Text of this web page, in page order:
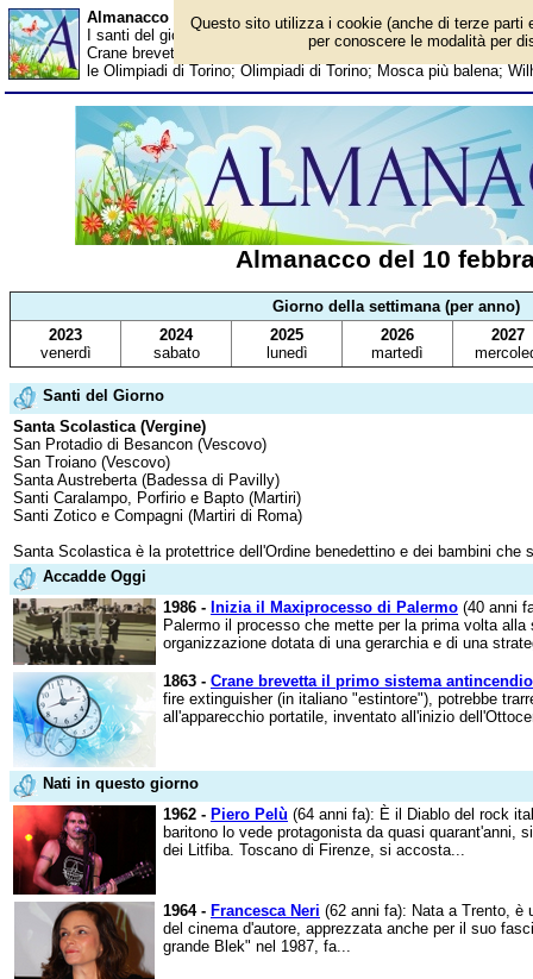
Almanacco del 10 febbraio - Santi del giorno
I santi del giorno, eventi storici, successi sportivi, anniversari
Crane brevetta il primo sistema antincendio; Piero Pelù;
le Olimpiadi di Torino; Olimpiadi di Torino; Mosca più balena;
Almanacco del 10
Giorno della settimana (per anno)
2023
venerdì
2024
sabato
2025
lunedì
2026
martedì
2027
Santi del Giorno
Santa Scolastica (Vergine)
San Protadio di Besancon (Vescovo)
San Troiano (Vescovo)
Santa Austreberta (Badessa di Pavilly)
Santi Caralampo, Porfirio e Bapto (Martiri)
Santi Zotico e Compagni (Martiri di Roma)
Santa Scolastica è la protettrice dell'Ordine benedettino e dei bambini che
Accadde Oggi
1986 - Inizia il Maxiprocesso di Palermo (40 anni
Palermo il processo che mette per la prima volta alla
organizzazione dotata di una gerarchia e di una
1863 - Crane brevetta il primo sistema antincendio
fire extinguisher (in italiano "estintore"), potrebbe
all'apparecchio portatile, inventato all'inizio
Nati in questo giorno
1962 - Piero Pelù (64 anni fa): È il Diablo del rock
baritono lo vede protagonista da quasi quarant'anni,
dei Litfiba. Toscano di Firenze, si accosta...
1964 - Francesca Neri (62 anni fa): Nata a Trento, è
del cinema d'autore, apprezzata anche per il suo
grande Blek" nel 1987, fa...
Questo sito utilizza i cookie (anche di terze parti
per conoscere le modalità per